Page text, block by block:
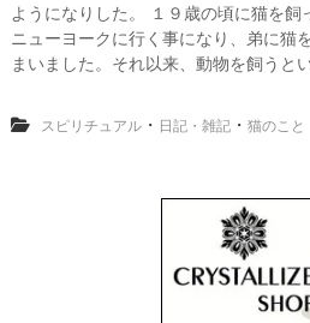
ようになりした。 １９歳の頃に猫を飼
ニューヨークに行く事になり、弟に猫
まいました。それ以来、動物を飼うと
スピリチュアル・ 日記・雑記・ 猫のこと